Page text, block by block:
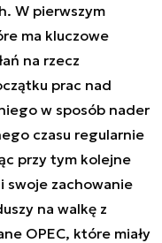
W pierwszym
ma kluczowe
na rzecz
prac nad
w sposób nader
czasu regularnie
przy tym kolejne
swoje zachowanie
na walkę z
OPEC, które miały